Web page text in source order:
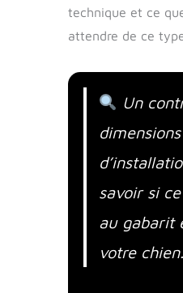
technique et ce
attendre de ce
Un
savoir si
au gabarit
votre chien.